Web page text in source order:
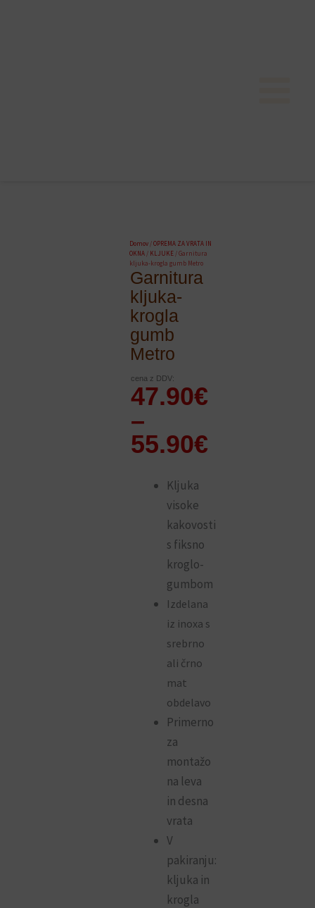
Garnitura
kljuka-
krogla
gumb
Metro
Domov/OPREMA ZA VRATA IN
OKNA/ KLJUKE/ Garnitura
kljuka-krogla gumb Metro
cena z DDV:
47.90€
–
55.90€
Cenovni
od
55.90€
Kljuka
visoke
kakovosti
s fiksno
kroglo-
gumbom
Izdelana
iz inoxa s
srebrno
ali črno
mat
obdelavo
Primerno
za
montažo
na leva
in desna
vrata
V
pakiranju:
kljuka in
krogla